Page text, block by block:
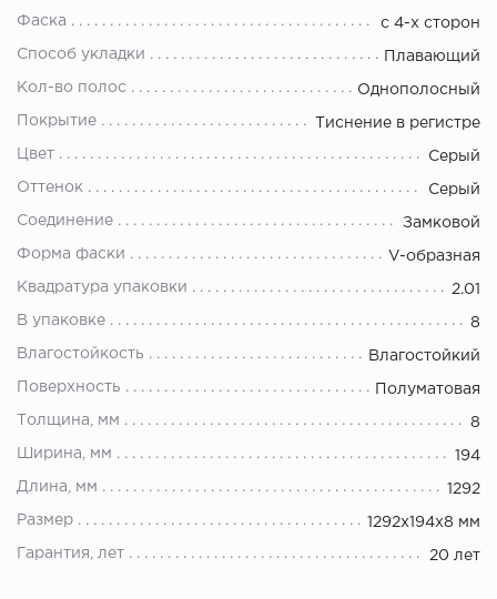
Фаска с 4-х сторон
Способ укладки Плавающий
Кол-во полос Однополосный
Покрытие Тиснение в регистре
Цвет Серый
Оттенок Серый
Соединение Замковой
Форма фаски V-образная
Квадратура упаковки 2.01
В упаковке 8
Влагостойкость Влагостойкий
Поверхность Полуматовая
Толщина, мм 8
Ширина, мм 194
Длина, мм 1292
Размер 1292х194х8 мм
Гарантия, лет 20 лет